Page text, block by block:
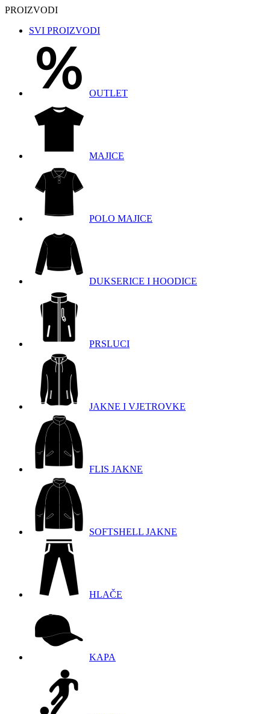
PROIZVODI
SVI PROIZVODI
OUTLET
MAJICE
POLO MAJICE
DUKSERICE I HOODICE
PRSLUCI
JAKNE I VJETROVKE
FLIS JAKNE
SOFTSHELL JAKNE
HLAČE
KAPA